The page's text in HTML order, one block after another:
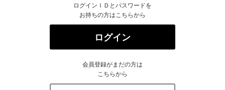
ログインＩＤとパスワードを
お持ちの方はこちらから
ログイン
会員登録がまだの方は
こちらから